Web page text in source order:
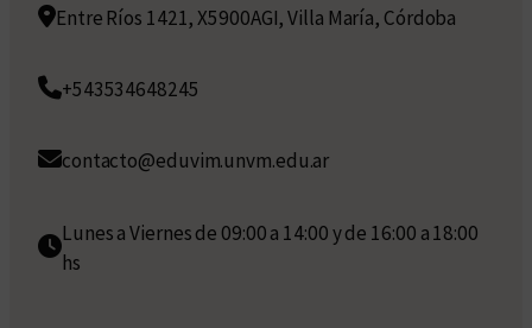
Entre Ríos 1421, X5900AGI, Villa María, Córdoba
+543534648245
contacto@eduvim.unvm.edu.ar
Lunes a Viernes de 09:00 a 14:00 y de 16:00 a 18:00
hs